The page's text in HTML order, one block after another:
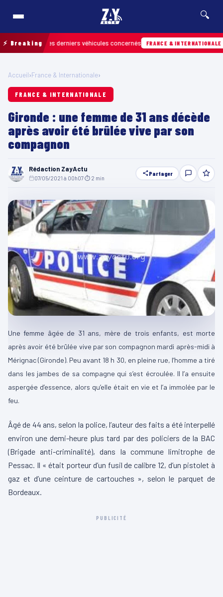
🔍
⚡ Breakingles derniers véhicules concernés FRANCE & INTERNATIONALE
Accueil›France & Internationale›
FRANCE & INTERNATIONALE
Gironde : une femme de 31 ans décède
après avoir été brûlée vive par son
compagnon
Rédaction ZayActu
07/05/2021 à 00h07⏱ 2 min
Partager
Une femme âgée de 31 ans, mère de trois enfants, est morte
après avoir été brûlée vive par son compagnon mardi après-midi à
Mérignac (Gironde). Peu avant 18 h 30, en pleine rue, l’homme a tiré
dans les jambes de sa compagne qui s’est écroulée. Il l’a ensuite
aspergée d’essence, alors qu’elle était en vie et l’a immolée par le
feu.
Âgé de 44 ans, selon la police, l’auteur des faits a été interpellé
environ une demi-heure plus tard par des policiers de la BAC
(Brigade anti-criminalité), dans la commune limitrophe de
Pessac. Il « était porteur d’un fusil de calibre 12, d’un pistolet à
gaz et d’une ceinture de cartouches », selon le parquet de
Bordeaux.
PUBLICITÉ